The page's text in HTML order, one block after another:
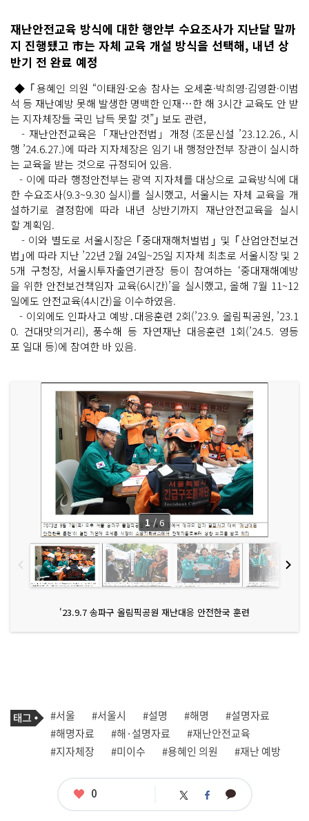
재난안전교육 방식에 대한 행안부 수요조사가 지난달 말까
지 진행됐고 市는 자체 교육 개설 방식을 선택해, 내년 상
반기 전 완료 예정
◆ ｢용혜인 의원 “이태원·오송 참사는 오세훈·박희영·김영환·이범
석 등 재난예방 못해 발생한 명백한 인재…한 해 3시간 교육도 안 받
는 지자체장들 국민 납득 못할 것”｣ 보도 관련,
- 재난안전교육은「재난안전법」개정 (조문신설 ’23.12.26., 시
행 ’24.6.27.)에 따라 지자체장은 임기 내 행정안전부 장관이 실시하
는 교육을 받는 것으로 규정되어 있음.
- 이에 따라 행정안전부는 광역 지자체를 대상으로 교육방식에 대
한 수요조사(9.3~9.30 실시)를 실시했고, 서울시는 자체 교육을 개
설하기로 결정함에 따라 내년 상반기까지 재난안전교육을 실시
할 계획임.
- 이와 별도로 서울시장은 ｢중대재해처벌법｣ 및 ｢산업안전보건
법｣에 따라 지난 ’22년 2월 24일~25일 지자체 최초로 서울시장 및 2
5개 구청장, 서울시투자출연기관장 등이 참여하는 ‘중대재해예방
을 위한 안전보건책임자 교육(6시간)’을 실시했고, 올해 7월 11~12
일에도 안전교육(4시간)을 이수하였음.
- 이외에도 인파사고 예방․대응훈련 2회(’23.9. 올림픽공원, ’23.1
0. 건대맛의거리), 풍수해 등 자연재난 대응훈련 1회(’24.5. 영등
포 일대 등)에 참여한 바 있음.
'23.9.7 송파구 올림픽공원 재난대응 안전한국 훈련
1 / 6
기
사
관
련
태
태
그
#서울 #서울시 #설명 #해명
#설명자료
#해명자료
#해·설명자료
#재난안전교육
#지자체장
#미이수 #용혜인 의원 #재난 예방
좋
0 트 페 카